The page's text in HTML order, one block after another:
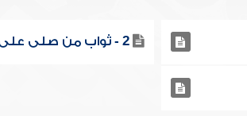
2 - ثواب من صلى على جنازة